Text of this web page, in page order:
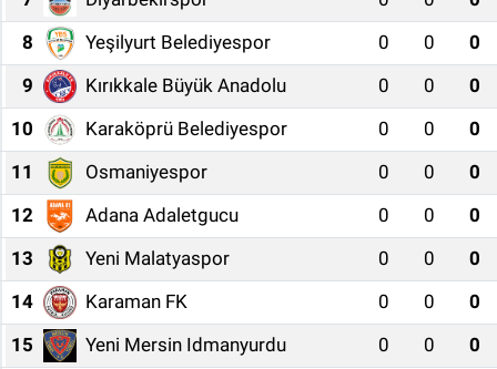
8
Yeşilyurt Belediyespor 0 0
0
9
Kırıkkale Büyük Anadolu 0 0
0
10
Karaköprü Belediyespor 0 0
0
11
Osmaniyespor 0 0
0
12
Adana Adaletgucu 0 0
0
13
Yeni Malatyaspor 0 0
0
14
Karaman FK 0 0
0
15
Yeni Mersin Idmanyurdu 0 0
0
EKONOMİ
EĞİTİM
ÖZEL HABER
Keşfet
ASTROLOJİ
MANŞET
RESMİ İLANLAR